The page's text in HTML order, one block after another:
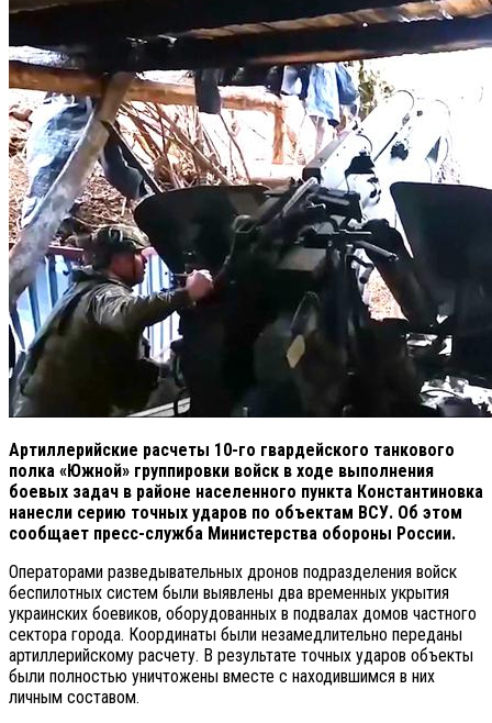
Артиллерийские расчеты 10-го гвардейского танкового
полка «Южной» группировки войск в ходе выполнения
боевых задач в районе населенного пункта Константиновка
нанесли серию точных ударов по объектам ВСУ. Об этом
сообщает пресс-служба Министерства обороны России.
Операторами разведывательных дронов подразделения войск
беспилотных систем были выявлены два временных укрытия
украинских боевиков, оборудованных в подвалах домов частного
сектора города. Координаты были незамедлительно переданы
артиллерийскому расчету. В результате точных ударов объекты
были полностью уничтожены вместе с находившимся в них
личным составом.